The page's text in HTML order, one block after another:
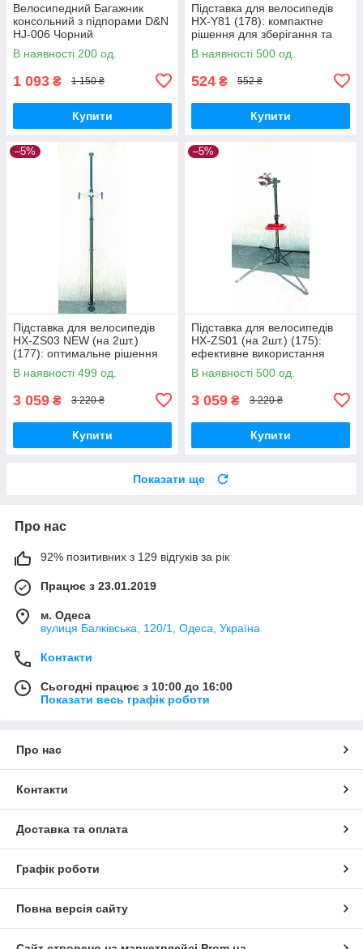
Велосипедний Багажник
консольний з підпорами D&N
HJ-006 Чорний
В наявності 200 од.
1 093 ₴ 1 150 ₴
Купити
Підставка для велосипедів
HX-Y81 (178): компактне
рішення для зберігання та
економії простору
В наявності 500 од.
524 ₴ 552 ₴
Купити
–5%
Підставка для велосипедів
HX-ZS03 NEW (на 2шт.)
(177): оптимальне рішення
для організації простору
В наявності 499 од.
3 059 ₴ 3 220 ₴
Купити
–5%
Підставка для велосипедів
HX-ZS01 (на 2шт.) (175):
ефективне використання
простору
В наявності 500 од.
3 059 ₴ 3 220 ₴
Купити
Показати ще
Про нас
92% позитивних з 129 відгуків за рік
Працює з 23.01.2019
м. Одеса
вулиця Балківська, 120/1, Одеса, Україна
Контакти
Сьогодні працює з 10:00 до 16:00
Показати весь графік роботи
Про нас
Контакти
Доставка та оплата
Графік роботи
Повна версія сайту